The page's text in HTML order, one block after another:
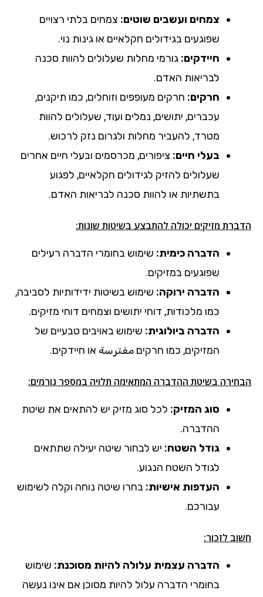
צמחים ועשבים שוטים: צמחים בלתי רצויים
שפוגעים בגידולים חקלאיים או גינות נוי.
חיידקים: גורמי מחלות שעלולים להוות סכנה
לבריאות האדם.
חרקים: חרקים מעופפים וזוחלים, כמו תיקנים,
עכברים, יתושים, נמלים ועוד, שעלולים להוות
מטרד, להעביר מחלות ולגרום נזק לרכוש.
בעלי חיים: ציפורים, מכרסמים ובעלי חיים אחרים
שעלולים להזיק לגידולים חקלאיים, לפגוע
בתשתיות או להוות סכנה לבריאות האדם.
הדברת מזיקים יכולה להתבצע בשיטות שונות:
הדברה כימית: שימוש בחומרי הדברה רעילים
שפוגעים במזיקים.
הדברה ירוקה: שימוש בשיטות ידידותיות לסביבה,
כמו מלכודות, דוחי יתושים וצמחים דוחי מזיקים.
הדברה ביולוגית: שימוש באויבים טבעיים של
המזיקים, כמו חרקים مفترسة או חיידקים.
הבחירה בשיטת ההדברה המתאימה תלויה במספר גורמים:
סוג המזיק: לכל סוג מזיק יש להתאים את שיטת
ההדברה.
גודל השטח: יש לבחור שיטה יעילה שתתאים
לגודל השטח הנגוע.
העדפות אישיות: בחרו שיטה נוחה וקלה לשימוש
עבורכם.
חשוב לזכור:
הדברה עצמית עלולה להיות מסוכנת: שימוש
בחומרי הדברה עלול להיות מסוכן אם אינו נעשה